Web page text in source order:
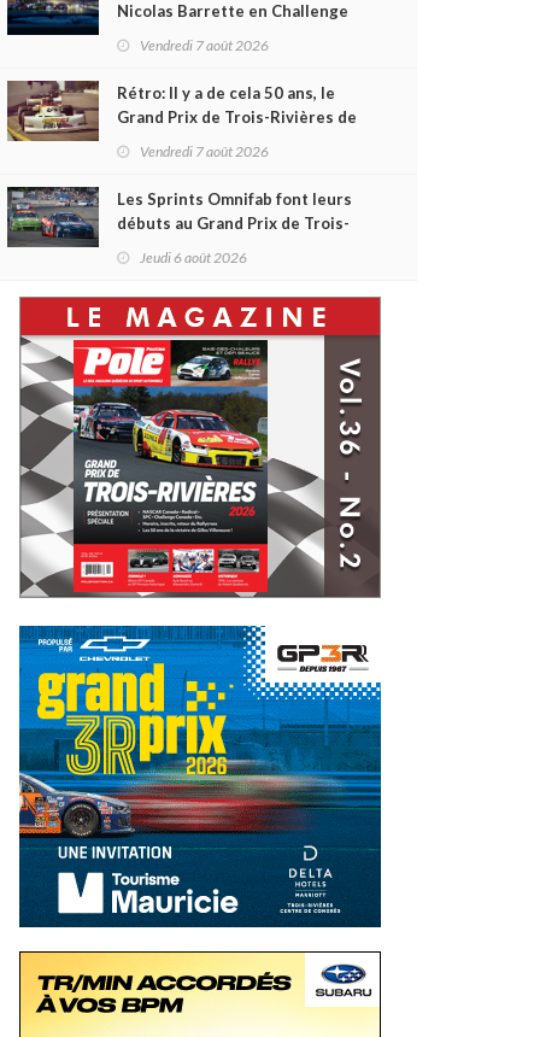
Nicolas Barrette en Challenge
Canada héros des premières
Vendredi 7 août 2026
Rétro: Il y a de cela 50 ans, le
Grand Prix de Trois-Rivières de
1976
Vendredi 7 août 2026
Les Sprints Omnifab font leurs
débuts au Grand Prix de Trois-
Rivières avec un format inspiré
Jeudi 6 août 2026